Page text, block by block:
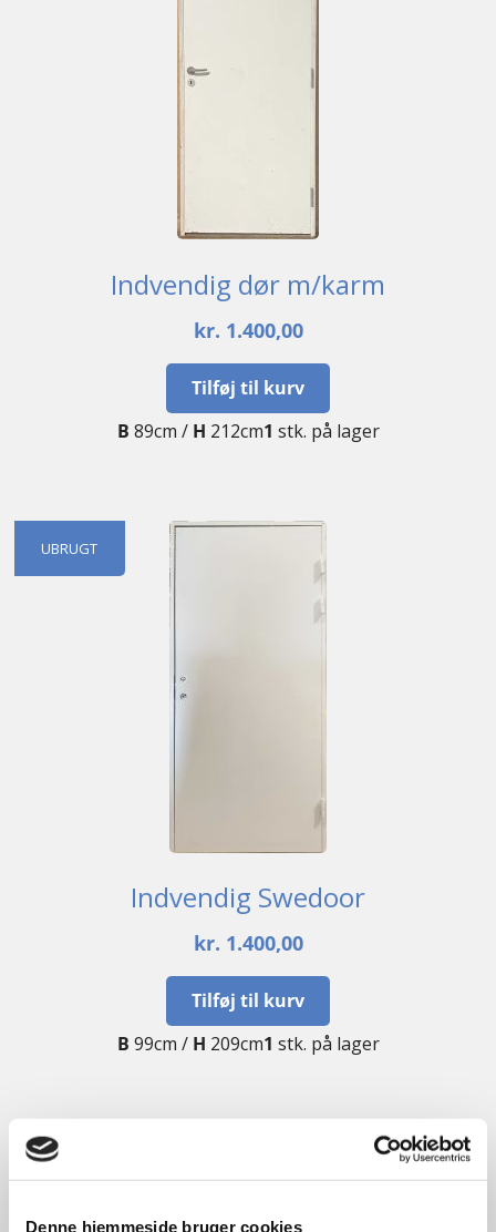
Denne hjemmeside bruger cookies
Indvendig dør m/karm
kr. 1.400,00
Tilføj til kurv
B 89cm / H 212cm1 stk. på lager
UBRUGT
Indvendig Swedoor
kr. 1.400,00
Tilføj til kurv
B 99cm / H 209cm1 stk. på lager
GENBRUG